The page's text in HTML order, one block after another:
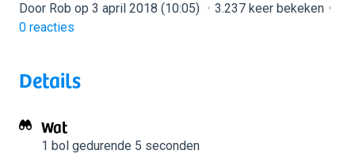
Door Rob op 3 april 2018 (10:05)
3.237 keer bekeken
0 reacties
Details
Wat
1 bol gedurende 5 seconden